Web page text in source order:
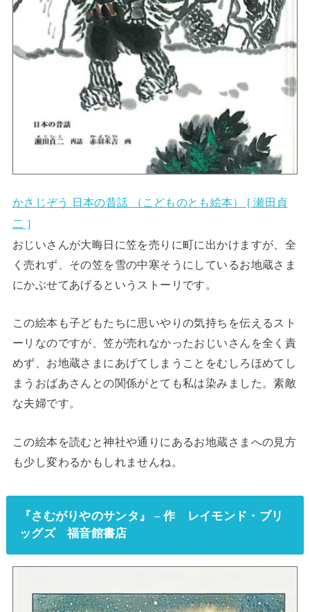
かさじぞう 日本の昔話 （こどものとも絵本） [ 瀬田貞
二 ]
おじいさんが大晦日に笠を売りに町に出かけますが、全
く売れず、その笠を雪の中寒そうにしているお地蔵さま
にかぶせてあげるというストーリです。
この絵本も子どもたちに思いやりの気持ちを伝えるスト
ーリなのですが、笠が売れなかったおじいさんを全く責
めず、お地蔵さまにあげてしまうことをむしろほめてし
まうおばあさんとの関係がとても私は染みました。素敵
な夫婦です。
この絵本を読むと神社や通りにあるお地蔵さまへの見方
も少し変わるかもしれませんね。
『さむがりやのサンタ』 – 作 レイモンド・ブリ
ッグズ 福音館書店